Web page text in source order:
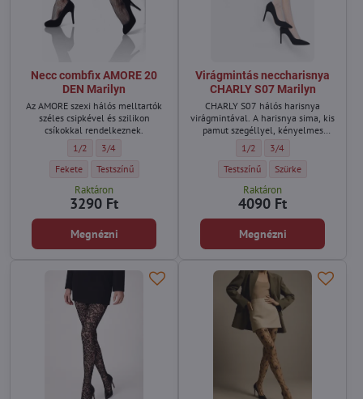
Necc combfix AMORE 20
DEN Marilyn
Az AMORE szexi hálós melltartók
széles csipkével és szilikon
csíkokkal rendelkeznek.
Necc combfix AMORE 20 DEN Marilyn - Méret:
1/2 Necc combfix AMORE 20 DEN Marilyn - Méret:
3/4
Necc combfix AMORE 20 DEN Marilyn - Szín:
Fekete Necc combfix AMORE 20 DEN Marilyn - Szín:
Testszínű
Raktáron
3290 Ft
Megnézni
Virágmintás neccharisnya
CHARLY S07 Marilyn
CHARLY S07 hálós harisnya
virágmintával. A harisnya sima, kis
pamut szegéllyel, kényelmes
láthatatlan orrerősítéssel
rendelkezik.
Virágmintás neccharisnya
1/2 Virágmintás
3/4
Virágmintás neccharisnya
Testszínű Virágmintás
Szürke
Raktáron
4090 Ft
Megnézni